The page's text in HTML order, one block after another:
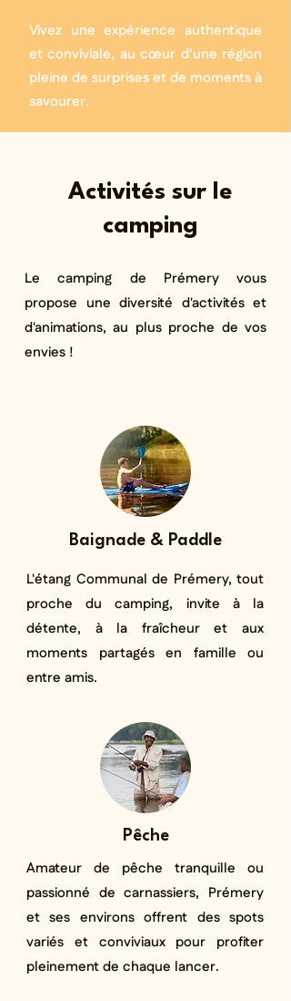
Vivez une expérience authentique
et conviviale, au cœur d’une région
pleine de surprises et de moments à
savourer.​
Activités sur le
camping
Le camping de Prémery vous
propose une diversité d'activités et
d'animations, au plus proche de vos
envies !
Baignade & Paddle
L'étang Communal de Prémery, tout
proche du camping, invite à la
détente, à la fraîcheur et aux
moments partagés en famille ou
entre amis.
Pêche
Amateur de pêche tranquille ou
passionné de carnassiers, Prémery
et ses environs offrent des spots
variés et conviviaux pour profiter
pleinement de chaque lancer.